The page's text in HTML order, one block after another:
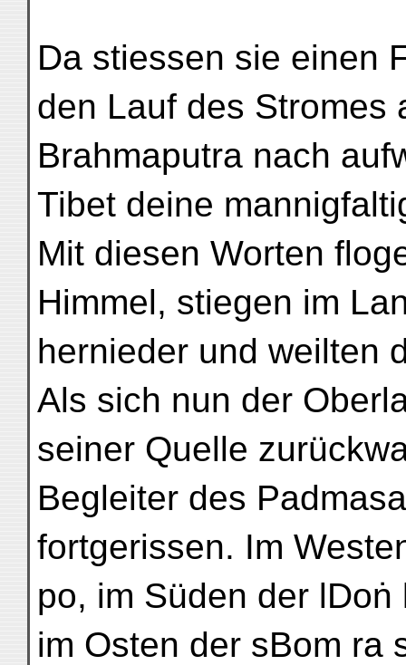
Da stiessen sie einen
den Lauf des Stromes
Brahmaputra nach
Tibet deine
Mit diesen Worten
Himmel, stiegen im
hernieder und weilten
Als sich nun der
seiner Quelle
Begleiter des
fortgerissen. Im
po, im Süden der
im Osten der sBom ra